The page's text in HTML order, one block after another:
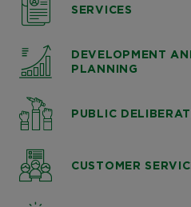
SERVICES
DEVELOPMENT
PLANNING
PUBLIC
CUSTOMER